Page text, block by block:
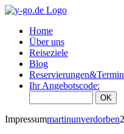
Zum
springenHome
Über uns
Reiseziele
Blog
Ihr Angebotscode:
Impressummartinunverdorben